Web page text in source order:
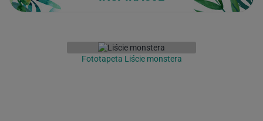
Fototapeta Liście monstera